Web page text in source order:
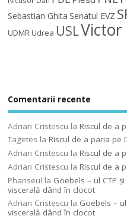
Sebastian Ghita Senatul EVZ
UDMRUdrea USLVictor
Comentarii recente
Adrian Cristescu laRiscul de a
Tagetes laRiscul de a paria pe
Adrian Cristescu laRiscul de a
Adrian Cristescu laRiscul de a
Phariseul la Goebels – ul CTP
viscerală dând în clocot
Adrian Cristescu la Goebels –
viscerală dând în clocot